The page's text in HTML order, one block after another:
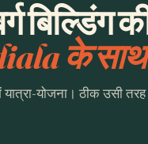
बिल्डिंग
के
योजना। ठीक उसी